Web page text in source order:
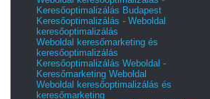
Keresőoptimalizálás Budapest
Keresőoptimalizálás - Weboldal
keresőoptimalizálás
Weboldal keresőmarketing és
keresőoptimalizálás
Keresőoptimalizálás Weboldal -
Keresőmarketing Weboldal
Weboldal keresőoptimalizálás és
keresőmarketing